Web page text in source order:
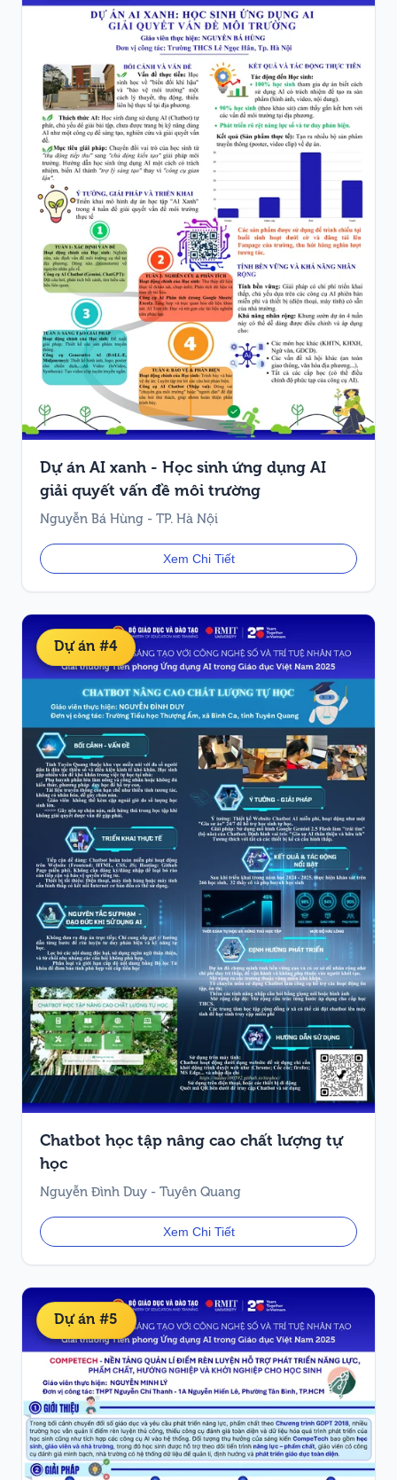
Dự án AI xanh - Học sinh ứng dụng AI
giải quyết vấn đề môi trường
Nguyễn Bá Hùng - TP. Hà Nội
Xem Chi Tiết
Dự án #4
Chatbot học tập nâng cao chất lượng tự
học
Nguyễn Đình Duy - Tuyên Quang
Xem Chi Tiết
Dự án #5